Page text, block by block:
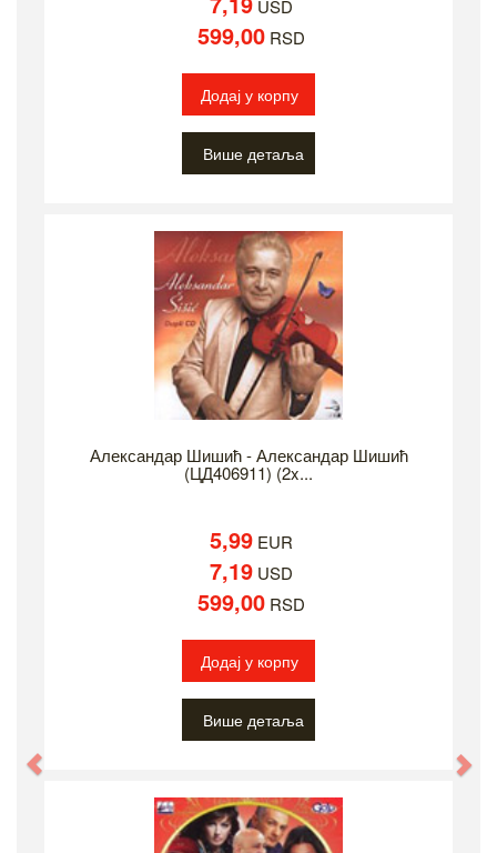
USD
599,00 RSD
Додај у корпу
Више детаља
Александар Шишић - Александар Шишић
(ЦД406911) (2x...
5,99 EUR
7,19 USD
599,00 RSD
Додај у корпу
Више детаља